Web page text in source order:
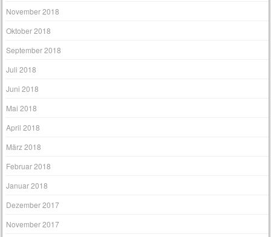
November 2018
Oktober 2018
September 2018
Juli 2018
Juni 2018
Mai 2018
April 2018
März 2018
Februar 2018
Januar 2018
Dezember 2017
November 2017